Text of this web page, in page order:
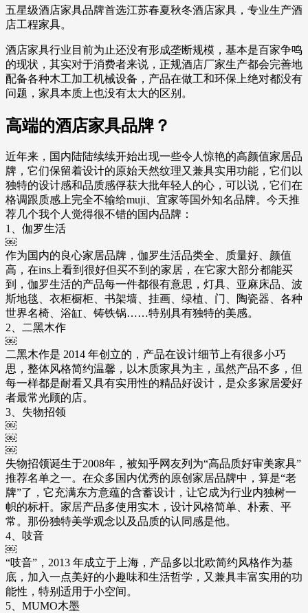
五星级酒店家具品牌首选江苏春夏秋冬酒店家具，专业生产酒
店工程家具。
酒店家具行业目前为止还没有形成垄断规模，基本是百家争鸣
的现状，其实对于消费者来说，正规酒店厂家生产都会完善地
配备各种木工加工机械设备，产品在做工和环保上绝对都没有
问题，家具本质上也没有太大的区别。
高端的酒店家具品牌？
近年来，国内陆陆续续开始出现一些令人惊艳的高颜值家居品
牌，它们保留着设计的原始天然纹理又兼具实用功能，它们以
独特的设计感和品质感俘获大批年轻人的心，可以说，它们在
格调跟质感上完全不输给muji、宜家等国外知名品牌。今天推
荐几个我个人觉得很不错的国内品牌：
1、伽罗生活
￼
作为国内的良心家居品牌，伽罗生活品类全、质量好、颜值
高，在ins上看到很好但买不到的家居，在它家大部分都能买
到，伽罗生活的产品每一件都很有意思，灯具、亚麻床品、波
斯地毯、衣柜橱柜、书架墙、挂画、绿植、门、陶瓷器、各种
世界名椅、浴缸、铸铁锅……特别具有独特的美感。
2、二黑木作
￼
二黑木作是 2014 年创立的，产品在设计细节上有很多小巧
思，整体风格简约温馨，以木质家具为主，虽然产品不多，但
每一样都是耐看又具有实用性的精品好设计，是众多家居爱好
者最常光顾的店。
3、失物招领
￼
￼
￼
失物招领诞生于2008年，被知乎网友列为“高品质好审美家具”
推荐名单之一。在众多国内优秀的原创家居品牌中，算是“老
牌”了，它充满东方意蕴的含蓄设计，让它成为行业内独树一
帜的标杆。家居产品多使用实木，设计风格简单、朴素、平
常。那份独特美学观念以及品质的认同感是他。
4、吱音
￼
“吱音”，2013 年成立于上海，产品多以北欧简约风格作为基
底，加入一点美好的小趣味和生活哲学，又兼具丰富实用的功
能性，特别适用于小空间。
5、MUMO木墨